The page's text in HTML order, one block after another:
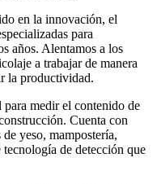
en la innovación, el
para
años. Alentamos a los
a trabajar de manera
la productividad.
medir el contenido de
Cuenta con
yeso, mampostería,
de detección que